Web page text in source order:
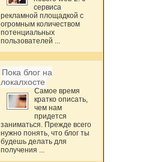
сервиса
рекламной площадкой с
огромным количеством
потенциальных
пользователей ...
Пока блог на
локалхосте
Самое время
кратко описать,
чем нам
придется
заниматься. Прежде всего
нужно понять, что блог ты
будешь делать для
получения ...